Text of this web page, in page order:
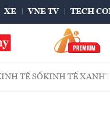
XE VNE TV TECH
TẾ SỐKINH TẾ XANH